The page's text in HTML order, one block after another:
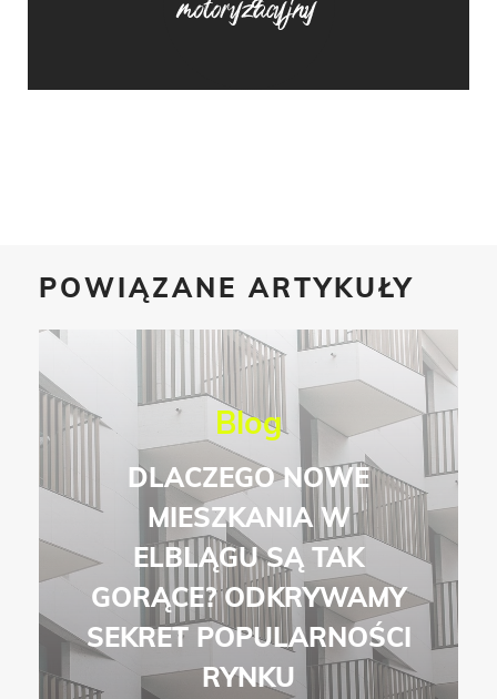
POWIĄZANE ARTYKUŁY
Blog
DLACZEGO NOWE
MIESZKANIA W
ELBLĄGU SĄ TAK
GORĄCE? ODKRYWAMY
SEKRET POPULARNOŚCI
RYNKU